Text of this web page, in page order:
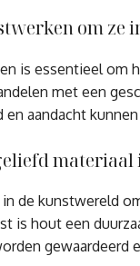
om ze
is essentieel om
met een
aandacht
de kunstwereld
is hout een